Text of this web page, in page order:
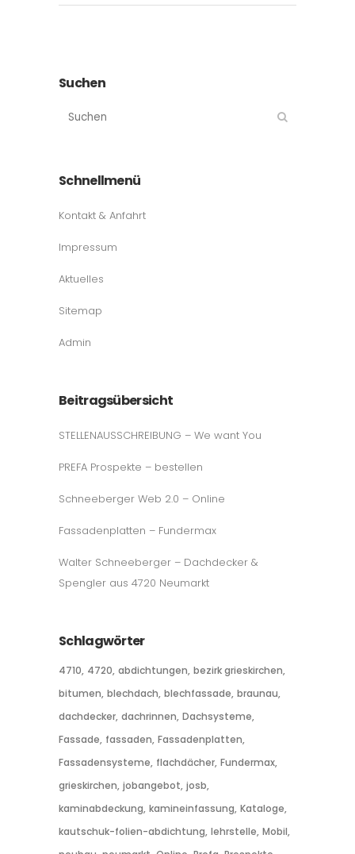
Suchen
Schnellmenü
Kontakt & Anfahrt
Impressum
Aktuelles
Sitemap
Admin
Beitragsübersicht
STELLENAUSSCHREIBUNG – We want You
PREFA Prospekte – bestellen
Schneeberger Web 2.0 – Online
Fassadenplatten – Fundermax
Walter Schneeberger – Dachdecker &
Spengler aus 4720 Neumarkt
Schlagwörter
4710 4720 abdichtungen bezirk grieskirchen
bitumen blechdach blechfassade braunau
dachdecker dachrinnen Dachsysteme
Fassade fassaden Fassadenplatten
Fassadensysteme flachdächer Fundermax
grieskirchen jobangebot josb
kaminabdeckung kamineinfassung Kataloge
kautschuk-folien-abdichtung lehrstelle Mobil